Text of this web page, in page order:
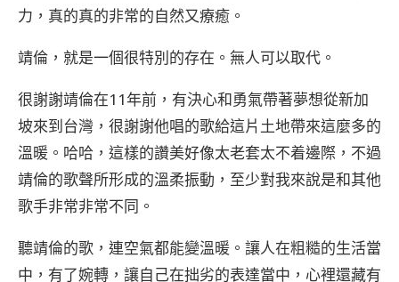
力，真的真的非常的自然又療癒。
靖倫，就是一個很特別的存在。無人可以取代。
很謝謝靖倫在11年前，有決心和勇氣帶著夢想從新加
坡來到台灣，很謝謝他唱的歌給這片土地帶來這麼多的
溫暖。哈哈，這樣的讚美好像太老套太不着邊際，不過
靖倫的歌聲所形成的溫柔振動，至少對我來說是和其他
歌手非常非常不同。
聽靖倫的歌，連空氣都能變溫暖。讓人在粗糙的生活當
中，有了婉轉，讓自己在拙劣的表達當中，心裡還藏有